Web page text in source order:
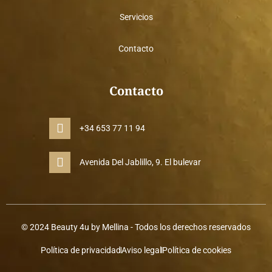
Servicios
Contacto
Contacto
+34 653 77 11 94
Avenida Del Jablillo, 9. El bulevar
© 2024 Beauty 4u by Mellina - Todos los derechos reservados
Política de privacidadAviso legalPolítica de cookies